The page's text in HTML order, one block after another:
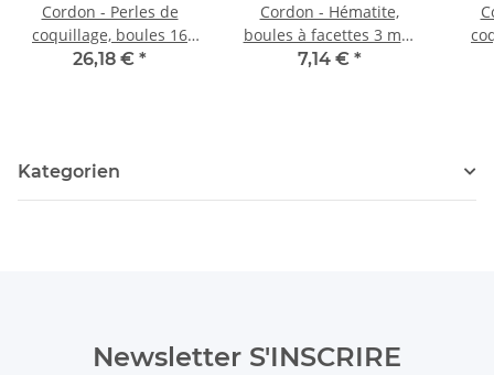
Cordon - Perles de
coquillage, boules 16
mm multicolores,
26,18 € *
Cordon - Hématite,
boules à facettes 3 mm
doré, longueur 39 cm
7,14 € *
Kategorien
Newsletter S'INSCRIRE